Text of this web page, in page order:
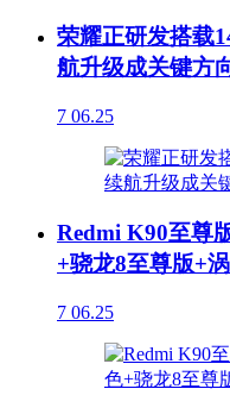
荣耀正研发搭载
航升级成关键方
7 06.25
Redmi K90至尊
+骁龙8至尊版+
7 06.25